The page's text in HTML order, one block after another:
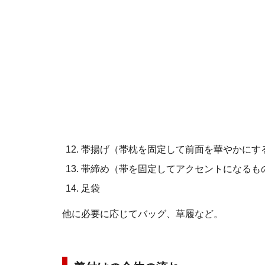
帯揚げ（帯枕を固定して前面を華やかにす
帯締め（帯を固定してアクセントになるも
足袋
他に必要に応じてバッグ、草履など。